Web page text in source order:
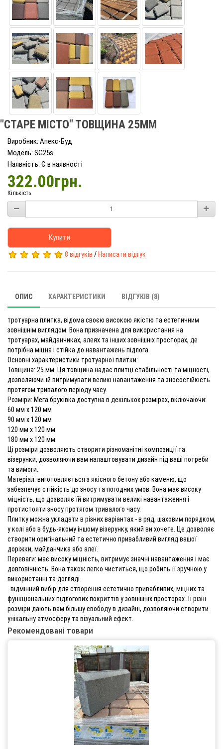
"СТАРЕ МІСТО" ТОВЩИНА 25ММ
Виробник: Апекс-Буд
Модель: SG25s
Наявність: Є в наявності
322.00грн.
Кількість
Купити
8 відгуків / Написати відгук
ОПИС ХАРАКТЕРИСТИКИ ВІДГУКІВ (8)
тротуарна плитка, відома своєю високою якістю та естетичним
зовнішнім виглядом. Вона призначена для використання на
тротуарах, майданчиках, алеях та інших зовнішніх просторах, де
потрібна міцна і стійка до навантажень підлога.
Основні характеристики тротуарної плитки:
Товщина: 25 мм. Ця товщина надає плитці стабільності та міцності,
дозволяючи їй витримувати великі навантаження та зносостійкість
протягом тривалого періоду часу.
Розміри: Мега бруківка доступна в декількох розмірах, включаючи:
60 мм х 120 мм
90 мм х 120 мм
120 мм х 120 мм
180 мм х 120 мм
Ці розміри дозволяють створити різноманітні композиції та
візерунки, дозволяючи вам налаштовувати дизайн під ваші потреби
та вимоги.
Матеріал: виготовляється з якісного бетону або каменю, що
забезпечує стійкість до зносу та погодних умов. Вона має високу
міцність, що дозволяє їй витримувати великі навантаження і
протистояти зносу протягом тривалого часу.
Плитку можна укладати в різних варіантах - в ряд, шаховим порядком,
у колі або в будь-якому іншому візерунку, який ви хочете. Це дозволяє
створити оригінальний та естетично привабливий вигляд вашої
доріжки, майданчика або алеї.
Переваги: має високу міцність, витримує значні навантаження і має
довговічність. Вона також легко чиститься, що робить її зручною у
використанні та догляді.
відмінний вибір для створення естетично привабливих, міцних та
функціональних підлогових покриттів у зовнішніх просторах. Її різні
розміри дають вам більшу свободу в дизайні, дозволяючи створити
унікальну атмосферу та візуальний ефект.
Рекомендовані товари